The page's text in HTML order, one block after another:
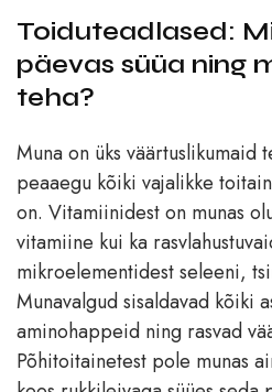
Toiduteadlased:
päevas süüa ning
teha?
Muna on üks väärtuslikumaid
peaaegu kõiki vajalikke
on. Vitamiinidest on munas
vitamiine kui ka
mikroelementidest seleeni,
Munavalgud sisaldavad kõiki
aminohappeid ning rasvad
Põhitoitainetest pole munas